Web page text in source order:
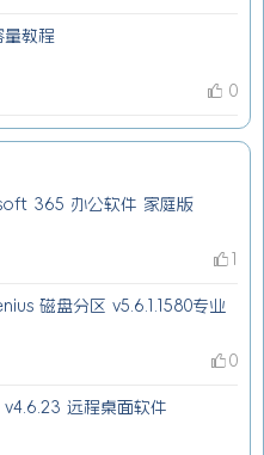
量教程
0
365 办公软件 家庭版
磁盘分区 v5.6.1.1580专业
0
v4.6.23 远程桌面软件